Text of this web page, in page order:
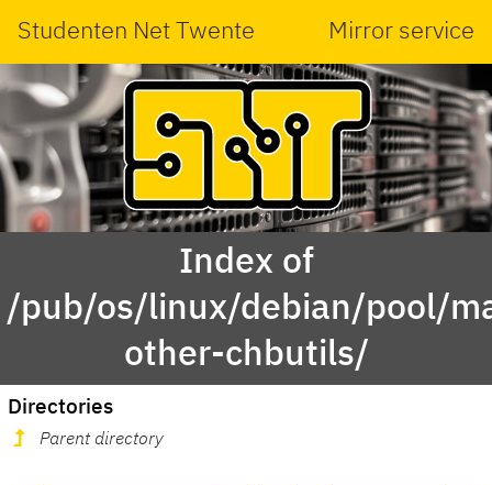
Studenten Net Twente Mirror service
Index of
/pub/os/linux/debian/pool/
other-chbutils/
Directories
Parent directory